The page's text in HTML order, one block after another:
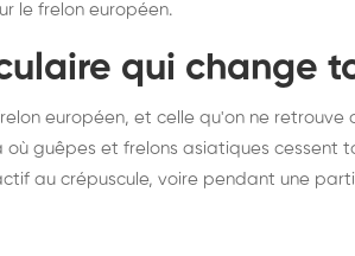
le frelon européen.
qui change
européen, et celle qu'on ne retrouve
où guêpes et frelons asiatiques cessent
au crépuscule, voire pendant une